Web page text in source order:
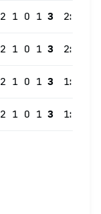
2 1 0 1 3 2:1
2 1 0 1 3 2:2
2 1 0 1 3 1:1
2 1 0 1 3 1:2